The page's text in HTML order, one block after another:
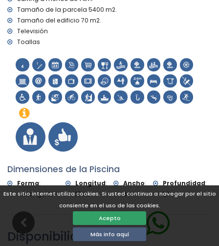
Este sitio internet utiliza cookies. Si usted continua a navegar por el sitio
consiente en el uso de las cookies.
Acepto
Más info aquí
kilómetros del alojamiento)
palacio (Palacio Real de Valencia) (a menos de 25
kilómetros del alojamiento)
Deportes
piragüismo, kayak, pesca, buceo, snorkel y surf (a menos
de 1000 metros del apartamento)
senderismo, ciclismo de montaña, ciclismo y escalada (a
menos de 5 kilómetros del apartamento)
tenis (a menos de 10 kilómetros del apartamento)
Tamaño de la parcela 5400 m2.
Tamaño del edificio 70 m2.
Televisión
Toallas
Dimensiones de la Piscina
Forma:
rectangular
Longitud:
15 m.
Ancho:
6 m.
Profundidad:
1,3 m.
Disponibilidad